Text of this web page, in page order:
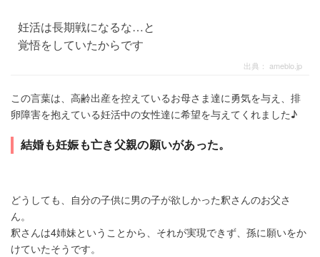
妊活は長期戦になるな…と
覚悟をしていたからです
出典： ameblo.jp
この言葉は、高齢出産を控えているお母さま達に勇気を与え、排
卵障害を抱えている妊活中の女性達に希望を与えてくれました♪
結婚も妊娠も亡き父親の願いがあった。
どうしても、自分の子供に男の子が欲しかった釈さんのお父さ
ん。
釈さんは4姉妹ということから、それが実現できず、孫に願いをか
けていたそうです。